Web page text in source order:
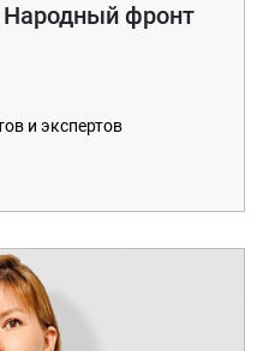
фронт
и экспертов